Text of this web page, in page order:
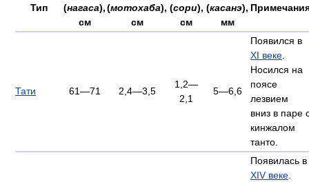
Тип
(нагаса),
см
(мотохаба),
см
(сори),
см
(касанэ),
мм
Тати 61—71 2,4—3,5
1,2—
2,1
5—6,6
Появился в
XI веке.
Носился на
поясе
лезвием
вниз в паре
кинжалом
танто.
Появилась в
XIV веке.